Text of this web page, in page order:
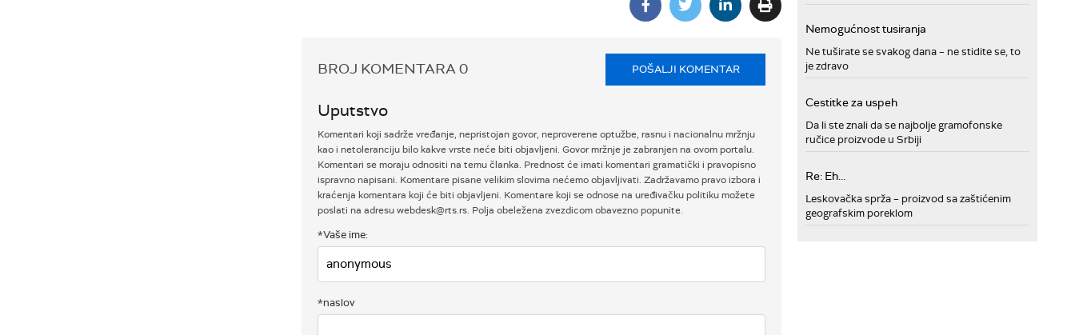
BROJ KOMENTARA0 POŠALJI KOMENTAR
Uputstvo
Komentari koji sadrže vređanje, nepristojan govor, neproverene optužbe, rasnu i nacionalnu mržnju
kao i netoleranciju bilo kakve vrste neće biti objavljeni. Govor mržnje je zabranjen na ovom portalu.
Komentari se moraju odnositi na temu članka. Prednost će imati komentari gramatički i pravopisno
ispravno napisani. Komentare pisane velikim slovima nećemo objavljivati. Zadržavamo pravo izbora i
kraćenja komentara koji će biti objavljeni. Komentare koji se odnose na uređivačku politiku možete
poslati na adresu webdesk@rts.rs. Polja obeležena zvezdicom obavezno popunite.
*Vaše ime:
*naslov
Nemogućnost tusiranja
Ne tuširate se svakog dana – ne stidite se, to
je zdravo
Cestitke za uspeh
Da li ste znali da se najbolje gramofonske
ručice proizvode u Srbiji
Re: Eh...
Leskovačka sprža – proizvod sa zaštićenim
geografskim poreklom